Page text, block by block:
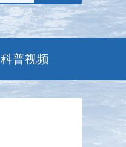
科普视频